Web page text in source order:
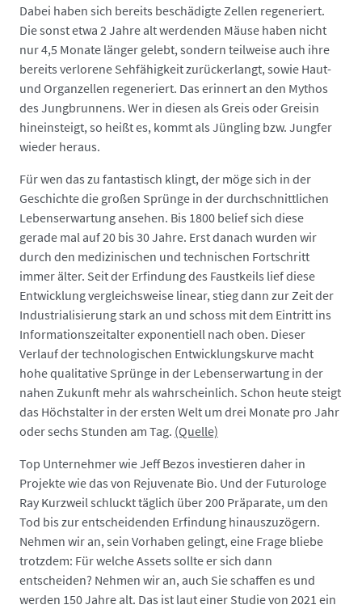
Dabei haben sich bereits beschädigte Zellen regeneriert.
Die sonst etwa 2 Jahre alt werdenden Mäuse haben nicht
nur 4,5 Monate länger gelebt, sondern teilweise auch ihre
bereits verlorene Sehfähigkeit zurückerlangt, sowie Haut-
und Organzellen regeneriert. Das erinnert an den Mythos
des Jungbrunnens. Wer in diesen als Greis oder Greisin
hineinsteigt, so heißt es, kommt als Jüngling bzw. Jungfer
wieder heraus.
Für wen das zu fantastisch klingt, der möge sich in der
Geschichte die großen Sprünge in der durchschnittlichen
Lebenserwartung ansehen. Bis 1800 belief sich diese
gerade mal auf 20 bis 30 Jahre. Erst danach wurden wir
durch den medizinischen und technischen Fortschritt
immer älter. Seit der Erfindung des Faustkeils lief diese
Entwicklung vergleichsweise linear, stieg dann zur Zeit der
Industrialisierung stark an und schoss mit dem Eintritt ins
Informationszeitalter exponentiell nach oben. Dieser
Verlauf der technologischen Entwicklungskurve macht
hohe qualitative Sprünge in der Lebenserwartung in der
nahen Zukunft mehr als wahrscheinlich. Schon heute steigt
das Höchstalter in der ersten Welt um drei Monate pro Jahr
oder sechs Stunden am Tag. (Quelle)
Top Unternehmer wie Jeff Bezos investieren daher in
Projekte wie das von Rejuvenate Bio. Und der Futurologe
Ray Kurzweil schluckt täglich über 200 Präparate, um den
Tod bis zur entscheidenden Erfindung hinauszuzögern.
Nehmen wir an, sein Vorhaben gelingt, eine Frage bliebe
trotzdem: Für welche Assets sollte er sich dann
entscheiden? Nehmen wir an, auch Sie schaffen es und
werden 150 Jahre alt. Das ist laut einer Studie von 2021 ein